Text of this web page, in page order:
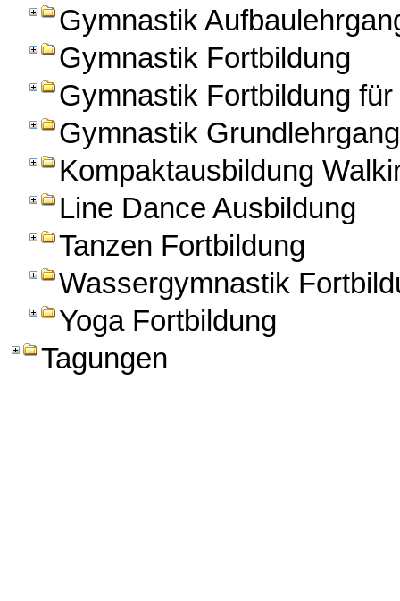
Gymnastik
Gymnastik Fortbildung
Gymnastik Fortbildung
Gymnastik
Kompaktausbildung
Line Dance Ausbildung
Tanzen Fortbildung
Wassergymnastik
Yoga Fortbildung
Tagungen